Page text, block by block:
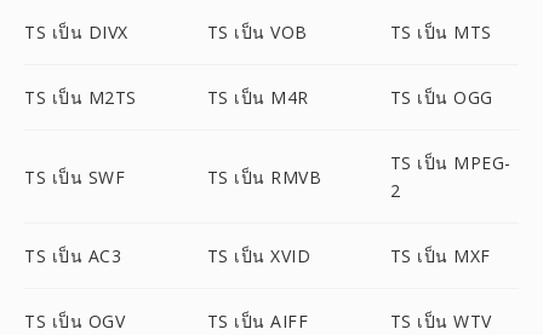
TS เป็น DIVX TS เป็น VOB TS เป็น MTS
TS เป็น M2TS TS เป็น M4R TS เป็น OGG
TS เป็น SWF TS เป็น RMVB
TS เป็น MPEG-
2
TS เป็น AC3 TS เป็น XVID TS เป็น MXF
TS เป็น OGV TS เป็น AIFF TS เป็น WTV